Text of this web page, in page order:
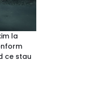
la
ce stau